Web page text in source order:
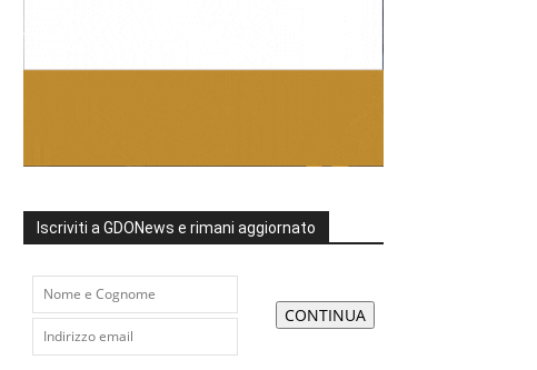
Iscriviti a GDONews e rimani aggiornato